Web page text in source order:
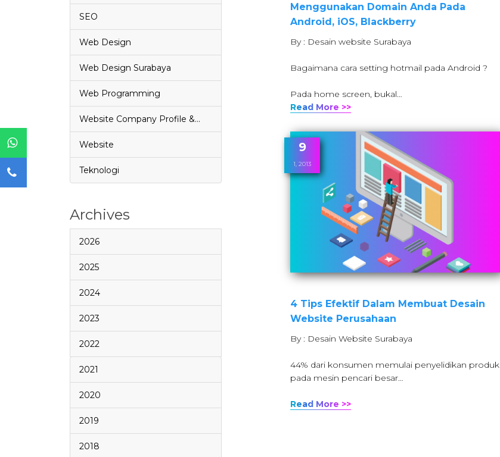
SEO
Web Design
Web Design Surabaya
Web Programming
Website Company Profile &…
Website
Teknologi
Archives
2026
2025
2024
2023
2022
2021
2020
2019
2018
Menggunakan Domain Anda Pada
Android, iOS, Blackberry
By : Desain website Surabaya
Bagaimana cara setting hotmail pada Android ?
Pada home screen, bukal…
Read More >>
9
1, 2013
4 Tips Efektif Dalam Membuat Desain
Website Perusahaan
By : Desain Website Surabaya
44% dari konsumen memulai penyelidikan produk
pada mesin pencari besar…
Read More >>